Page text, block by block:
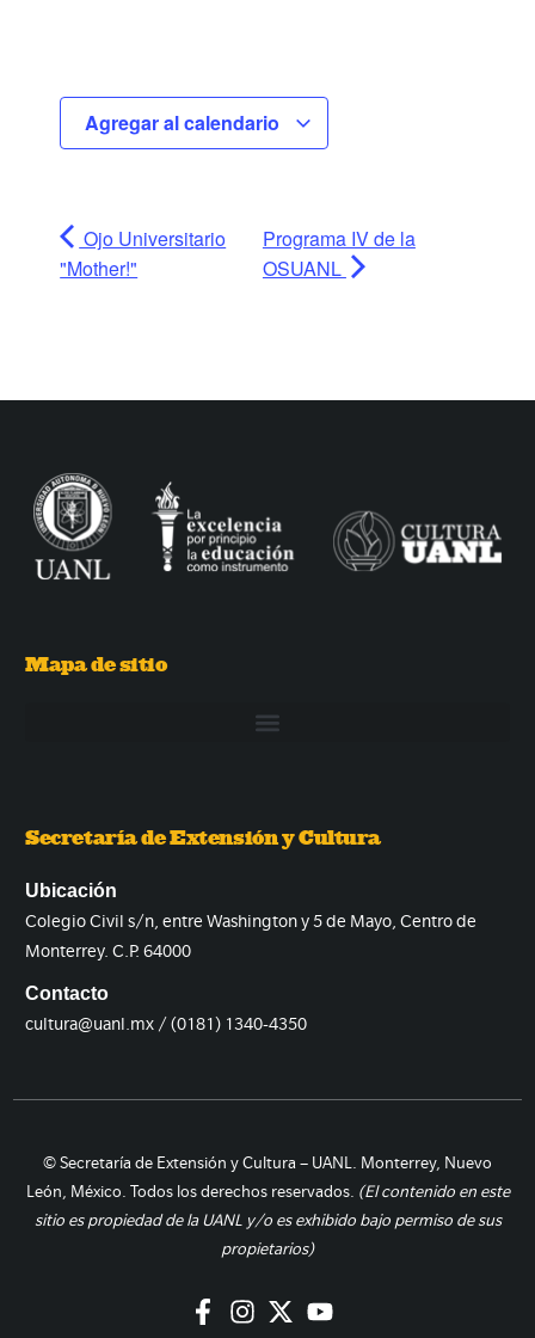
Agregar al calendario
Ojo Universitario
"Mother!"
Programa IV de la
OSUANL
Mapa de sitio
Secretaría de Extensión y Cultura
Ubicación
Colegio Civil s/n, entre Washington y 5 de Mayo, Centro de
Monterrey. C.P. 64000
Contacto
cultura@uanl.mx / (0181) 1340-4350
© Secretaría de Extensión y Cultura – UANL. Monterrey, Nuevo
León, México. Todos los derechos reservados. (El contenido en este
sitio es propiedad de la UANL y/o es exhibido bajo permiso de sus
propietarios)